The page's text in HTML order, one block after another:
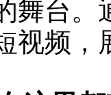
舞台。
视频，